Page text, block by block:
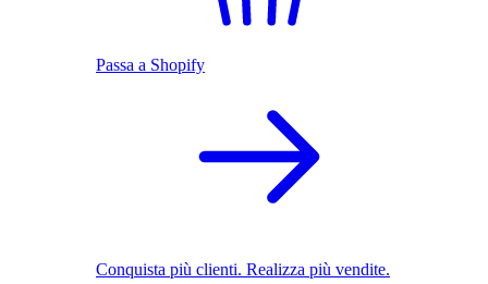
Passa a Shopify
Conquista più clienti. Realizza più vendite.